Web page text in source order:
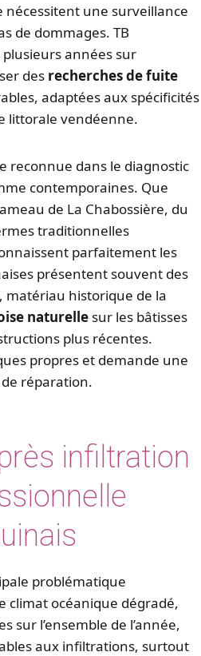
une surveillance
de dommages. TB
années sur
des recherches de fuite
adaptées aux spécificités
littorale vendéenne.
reconnue dans le diagnostic
contemporaines. Que
de La Chabossière, du
traditionnelles
parfaitement les
présentent souvent des
matériau historique de la
naturelle sur les bâtisses
plus récentes.
propres et demande une
réparation.
infiltration
problématique
climat océanique dégradé,
sur l’ensemble de l’année,
aux infiltrations, surtout